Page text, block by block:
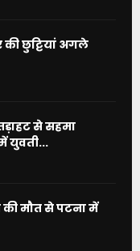
की छुट्टियां अगले
से सहमा
युवती...
की मौत से पटना में